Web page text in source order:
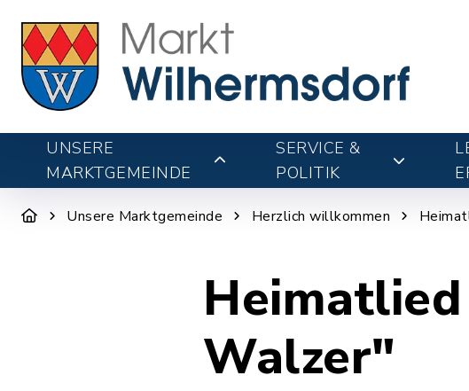
UNSERE
MARKTGEMEINDE
SERVICE &
POLITIK
Unsere Marktgemeinde Herzlich willkommen
Walzer"